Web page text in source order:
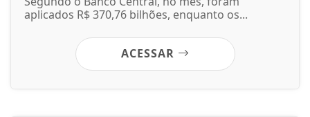
aplicados R$ 370,76 bilhões, enquanto os...
ACESSAR